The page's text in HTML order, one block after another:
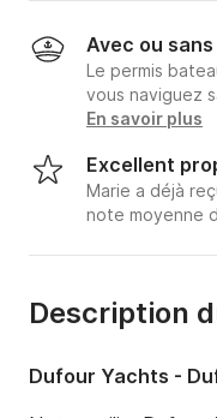
Avec ou
Le permis
vous naviguez
En savoir plus
Excellent
Marie a déjà
note moyenne
Description
Dufour Yachts -